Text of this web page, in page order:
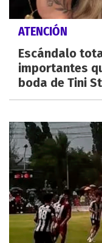
ATENCIÓN
Escándalo
importantes
boda de Tini